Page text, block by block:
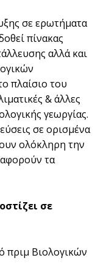
σε ερωτήµατα
πίνακας
αλλά και
πλαίσιο του
& άλλες
γεωργίας.
σε ορισµένα
ολόκληρη την
τα
σε
πριμ Βιολογικών